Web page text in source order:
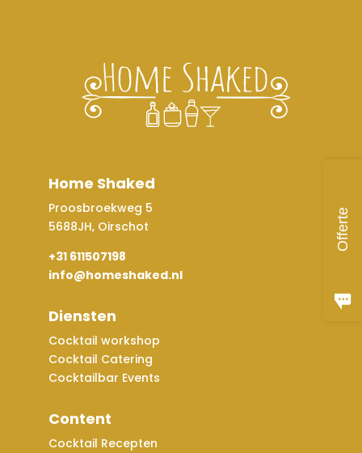
Home Shaked
Proosbroekweg 5
5688JH, Oirschot
+31 611507198
info@homeshaked.nl
Diensten
Cocktail workshop
Cocktail Catering
Cocktailbar Events
Content
Cocktail Recepten
Offerte